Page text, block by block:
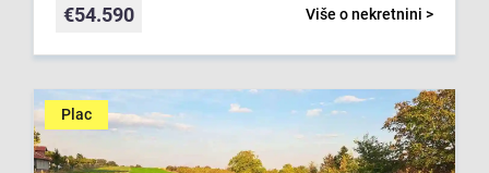
Više o nekretnini >
€54.590
Plac